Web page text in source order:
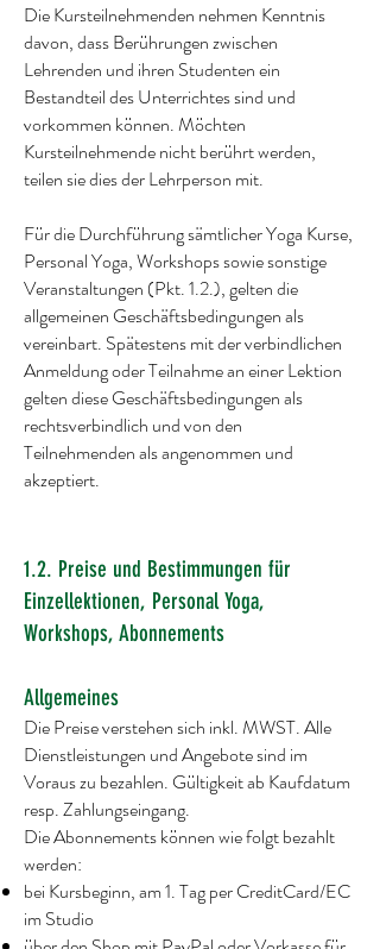
Die Kursteilnehmenden nehmen Kenntnis
davon, dass Berührungen zwischen
Lehrenden und ihren Studenten ein
Bestandteil des Unterrichtes sind und
vorkommen können. Möchten
Kursteilnehmende nicht berührt werden,
teilen sie dies der Lehrperson mit.
Für die Durchführung sämtlicher Yoga Kurse,
Personal Yoga, Workshops sowie sonstige
Veranstaltungen (Pkt. 1.2.), gelten die
allgemeinen Geschäftsbedingungen als
vereinbart. Spätestens mit der verbindlichen
Anmeldung oder Teilnahme an einer Lektion
gelten diese Geschäftsbedingungen als
rechtsverbindlich und von den
Teilnehmenden als angenommen und
akzeptiert.
1.2. Preise und Bestimmungen für
Einzellektionen, Personal Yoga,
Workshops, Abonnements
Allgemeines
Die Preise verstehen sich inkl. MWST. Alle
Dienstleistungen und Angebote sind im
Voraus zu bezahlen. Gültigkeit ab Kaufdatum
resp. Zahlungseingang.
Die Abonnements können wie folgt bezahlt
werden:
bei Kursbeginn, am 1. Tag per CreditCard/EC
im Studio